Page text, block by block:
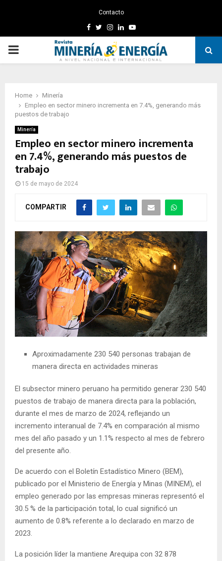
Contacto
Facebook
TwitterInstagram
LinkedinYoutube
PRIMARY
Home
Minería
Empleo en sector minero incrementa en 7.4%, generando más
puestos de trabajo
Minería
Empleo en sector minero incrementa
en 7.4%, generando más puestos de
trabajo
15 de mayo de 2024
COMPARTIR
Aproximadamente 230 540 personas trabajan de
manera directa en actividades mineras
El subsector minero peruano ha permitido generar 230 540
puestos de trabajo de manera directa para la población,
durante el mes de marzo de 2024, reflejando un
incremento interanual de 7.4% en comparación al mismo
mes del año pasado y un 1.1% respecto al mes de febrero
del presente año.
De acuerdo con el Boletín Estadístico Minero (BEM),
publicado por el Ministerio de Energía y Minas (MINEM), el
empleo generado por las empresas mineras representó el
30.5 % de la participación total, lo cual significó un
aumento de 0.8% referente a lo declarado en marzo de
2023.
La posición líder la mantiene Arequipa con 32 878